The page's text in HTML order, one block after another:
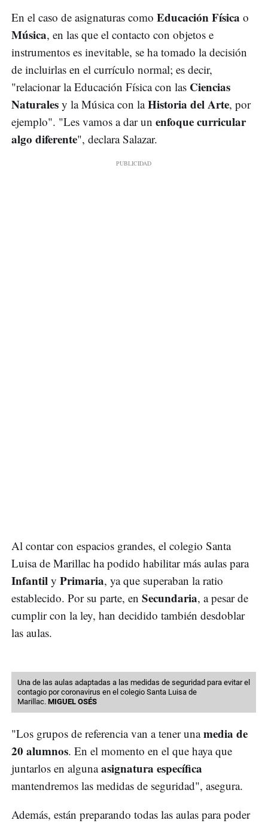
En el caso de asignaturas como Educación Física o
Música, en las que el contacto con objetos e
instrumentos es inevitable, se ha tomado la decisión
de incluirlas en el currículo normal; es decir,
"relacionar la Educación Física con las Ciencias
Naturales y la Música con laHistoria del Arte, por
ejemplo". "Les vamos a dar un enfoque curricular
algo diferente", declara Salazar.
Al contar con espacios grandes, el colegio Santa
Luisa de Marillac ha podido habilitar más aulas para
Infantil y Primaria, ya que superaban la ratio
establecido. Por su parte, en Secundaria, a pesar de
cumplir con la ley, han decidido también desdoblar
las aulas.
Una de las aulas adaptadas a las medidas de seguridad para evitar el
contagio por coronavirus en el colegio Santa Luisa de
Marillac. MIGUEL OSÉS
"Los grupos de referencia van a tener unamedia de
20 alumnos. En el momento en el que haya que
juntarlos en algunaasignatura específica
mantendremos las medidas de seguridad", asegura.
Además, están preparando todas las aulas para poder